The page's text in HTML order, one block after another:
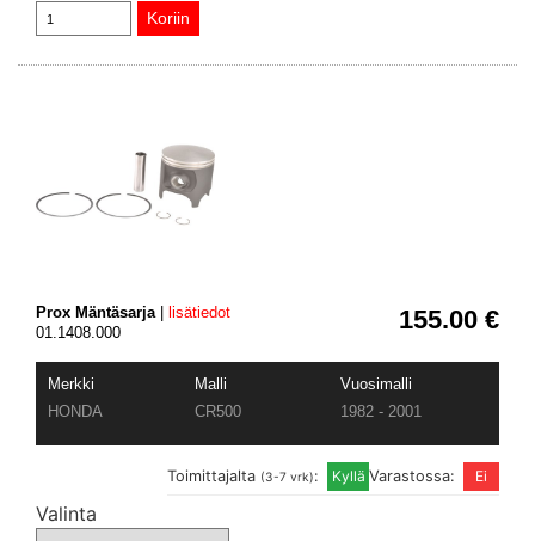
155.00 €
Prox Mäntäsarja|
lisätiedot
01.1408.000
Merkki Malli
Vuosimalli
HONDA
CR500 1982 - 2001
Varastossa:
Toimittajalta (3-7 vrk):
Valinta